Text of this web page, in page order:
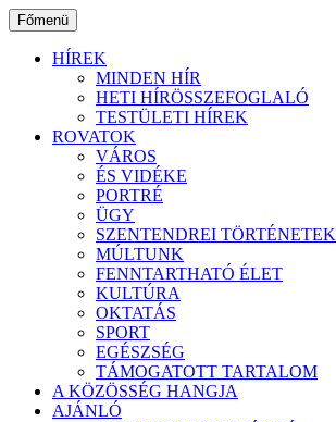
Ugrás
a
tartalomhoz
Főmenü
HÍREK
MINDEN HÍR
HETI HÍRÖSSZEFOGLALÓ
TESTÜLETI HÍREK
ROVATOK
VÁROS
ÉS VIDÉKE
PORTRÉ
ÜGY
SZENTENDREI TÖRTÉNETEK
MÚLTUNK
FENNTARTHATÓ ÉLET
KULTÚRA
OKTATÁS
SPORT
EGÉSZSÉG
TÁMOGATOTT TARTALOM
A KÖZÖSSÉG HANGJA
AJÁNLÓ